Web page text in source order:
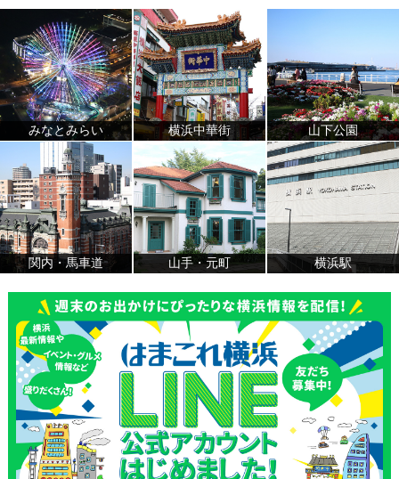
みなとみらい 横浜中華街 山下公園
関内・馬車道 山手・元町 横浜駅